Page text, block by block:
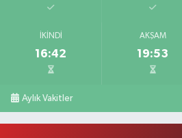
İKINDI
16:42
AKŞAM
19:53
Aylık Vakitler